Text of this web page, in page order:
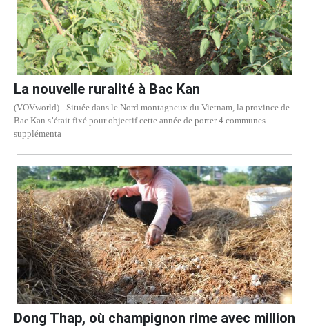
La nouvelle ruralité à Bac Kan
(VOVworld) - Située dans le Nord montagneux du Vietnam, la province de
Bac Kan s’était fixé pour objectif cette année de porter 4 communes
supplémenta
Dong Thap, où champignon rime avec million